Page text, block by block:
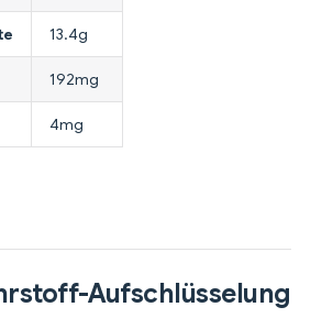
13.4g
192mg
4mg
Aufschlüsselung